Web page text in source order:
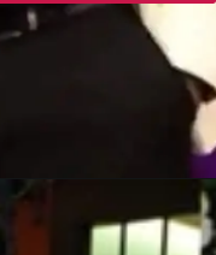
https://gazetapost.com/salman-khan-charge-rs-1000-crore-for-hosting-bigg-boss-16/57822/